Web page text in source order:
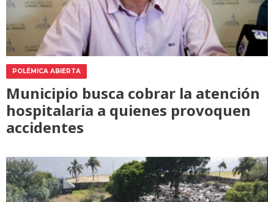
POLÉMICA ABIERTA
Municipio busca cobrar la atención
hospitalaria a quienes provoquen
accidentes